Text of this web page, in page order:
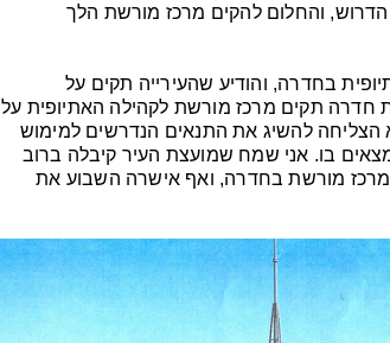
והחלום להקים מרכז מורשת הלך
בחדרה, והודיע שהעירייה תקים על
חדרה תקים מרכז מורשת לקהילה האתיופית על
להשיג את התנאים הנדרשים למימוש
בו. אני שמח שמועצת העיר קיבלה ברוב
מורשת בחדרה, ואף אישרה השבוע את